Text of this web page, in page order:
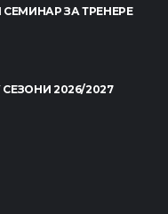
ЗА ТРЕНЕРЕ
2026/2027